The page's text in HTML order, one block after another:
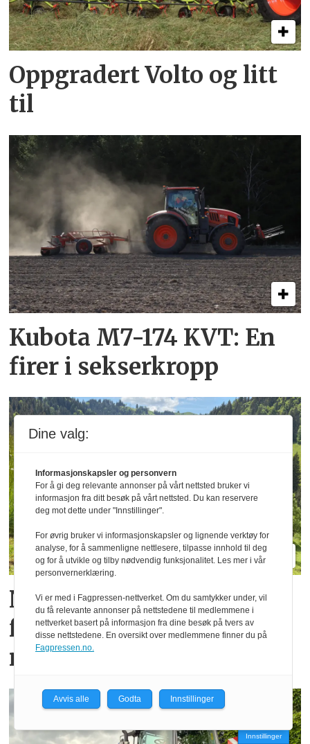
Oppgradert Volto og litt
til
Kubota M7-174 KVT: En
firer i sekserkropp
Nye TT212 markerer
femti år­ med
redskapsbærere fra Aebi
Innstillinger
Dine valg:
Informasjonskapsler og personvern
For å gi deg relevante annonser på vårt nettsted bruker vi
informasjon fra ditt besøk på vårt nettsted. Du kan reservere
deg mot dette under "Innstillinger".
For øvrig bruker vi informasjonskapsler og lignende verktøy for
analyse, for å sammenligne nettlesere, tilpasse innhold til deg
og for å utvikle og tilby nødvendig funksjonalitet. Les mer i vår
personvernerklæring.
Vi er med i Fagpressen-nettverket. Om du samtykker under, vil
du få relevante annonser på nettstedene til medlemmene i
nettverket basert på informasjon fra dine besøk på tvers av
disse nettstedene. En oversikt over medlemmene finner du på
Fagpressen.no.
Avvis alle Godta Innstillinger